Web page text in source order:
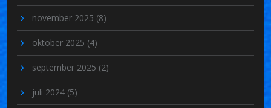
november 2025 (8)
oktober 2025 (4)
september 2025 (2)
juli 2024 (5)